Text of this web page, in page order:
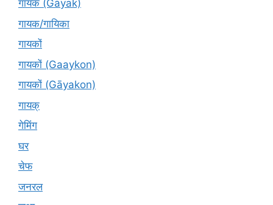
गायक (Gāyak)
गायक/गायिका
गायकों
गायकों (Gaaykon)
गायकों (Gāyakon)
गायक्
गेमिंग
घर
चेफ
जनरल